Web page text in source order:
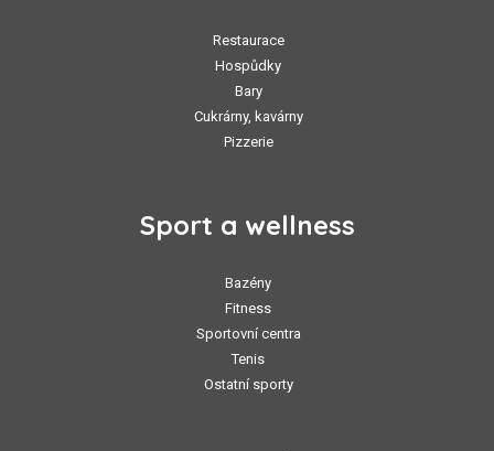
Restaurace
Hospůdky
Bary
Cukrárny, kavárny
Pizzerie
Sport a wellness
Bazény
Fitness
Sportovní centra
Tenis
Ostatní sporty